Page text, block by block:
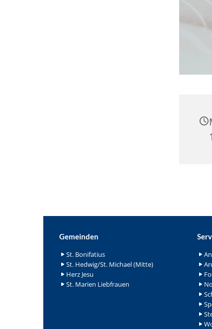
Gemeinden
St. Bonifatius
St. Hedwig/St. Michael (Mitte)
Herz Jesu
St. Marien Liebfrauen